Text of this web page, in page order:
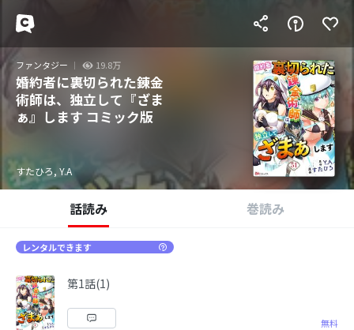
ファンタジー 19.8万
婚約者に裏切られた錬金
術師は、独立して『ざま
ぁ』します コミック版
すたひろ, Y.A
話読み 巻読み
レンタルできます
第1話(1)
無料